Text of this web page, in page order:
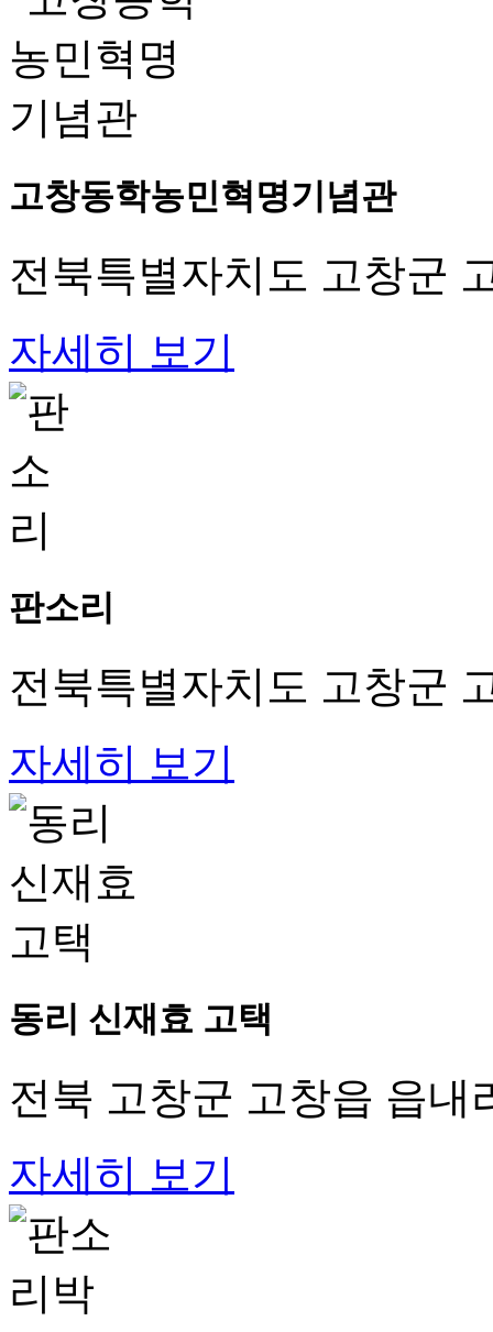
고창동학농민혁명기념관
전북특별자치도 고창군
자세히 보기
판소리
전북특별자치도 고창군
자세히 보기
동리 신재효 고택
전북 고창군 고창읍 읍내
자세히 보기